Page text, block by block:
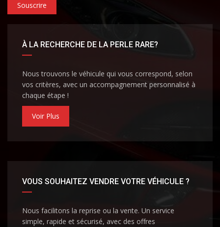
Souscrire
À LA RECHERCHE DE LA PERLE RARE?
Nous trouvons le véhicule qui vous correspond, selon
vos critères, avec un accompagnement personnalisé à
chaque étape !
Voir Plus
VOUS SOUHAITEZ VENDRE VOTRE VÉHICULE ?
Nous facilitons la reprise ou la vente. Un service
simple, rapide et sécurisé, avec des offres